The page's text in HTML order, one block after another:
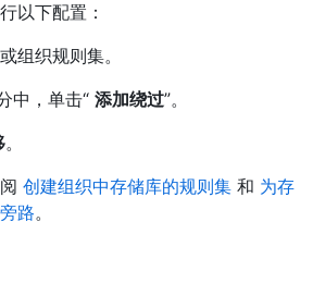
以下配置：
组织规则集。
中，单击“ 添加绕过”。
。
创建组织中存储库的规则集 和 为存
路。